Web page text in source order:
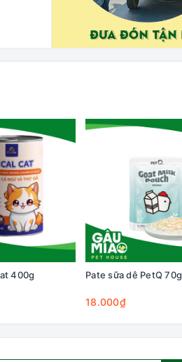
400g Pate sữa dê PetQ 70g
18.000₫